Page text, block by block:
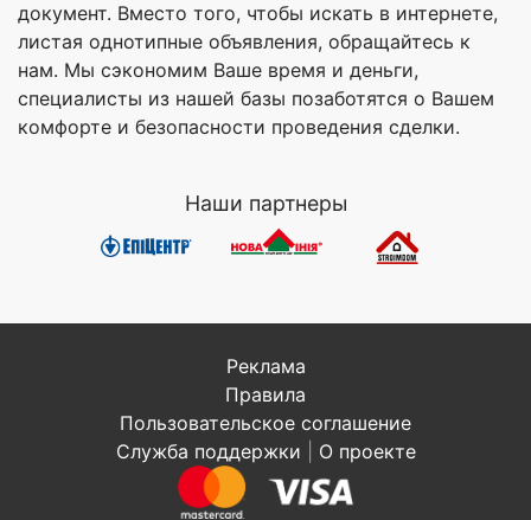
документ. Вместо того, чтобы искать в интернете,
листая однотипные объявления, обращайтесь к
нам. Мы сэкономим Ваше время и деньги,
специалисты из нашей базы позаботятся о Вашем
комфорте и безопасности проведения сделки.
Наши партнеры
Реклама
Правила
Пользовательское соглашение
Служба поддержки
О проекте